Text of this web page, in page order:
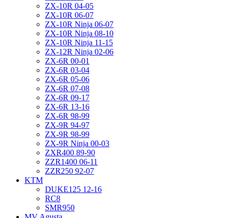
ZX-10R 04-05
ZX-10R 06-07
ZX-10R Ninja 06-07
ZX-10R Ninja 08-10
ZX-10R Ninja 11-15
ZX-12R Ninja 02-06
ZX-6R 00-01
ZX-6R 03-04
ZX-6R 05-06
ZX-6R 07-08
ZX-6R 09-17
ZX-6R 13-16
ZX-6R 98-99
ZX-9R 94-97
ZX-9R 98-99
ZX-9R Ninja 00-03
ZXR400 89-90
ZZR1400 06-11
ZZR250 92-07
KTM
DUKE125 12-16
RC8
SMR950